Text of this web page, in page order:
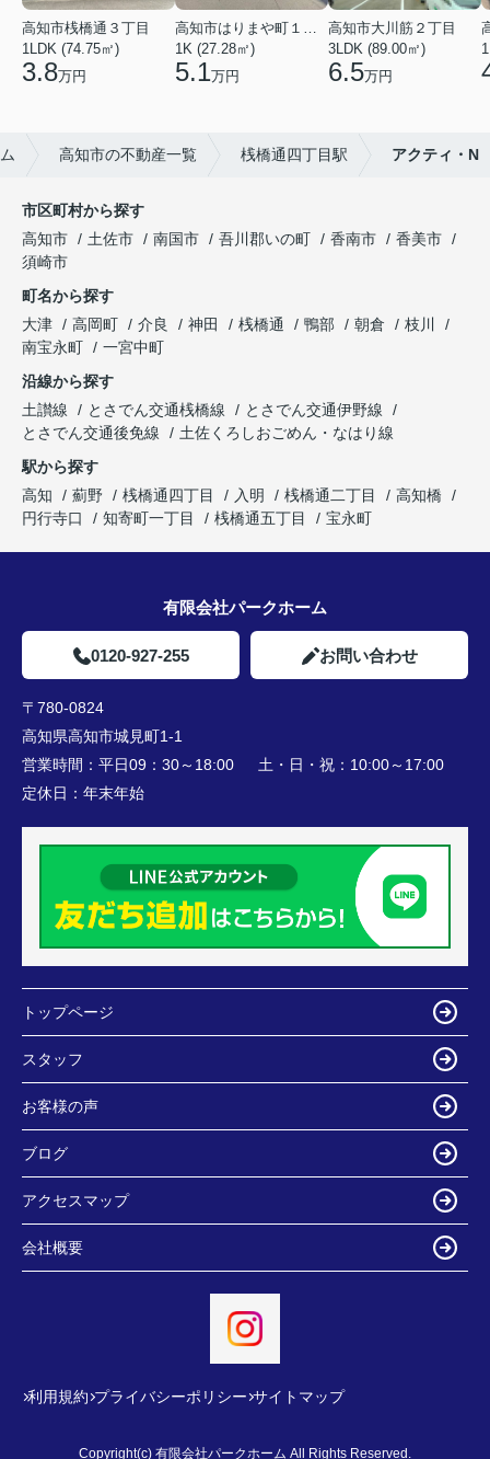
高知市桟橋通３丁目
1LDK (74.75㎡)
3.8万円
高知市はりまや町１丁目
1K (27.28㎡)
5.1万円
高知市大川筋２丁目
3LDK (89.00㎡)
6.5万円
高知市の不動産一覧 桟橋通四丁目駅 アクティ・N
市区町村から探す
高知市
土佐市 南国市 吾川郡いの町 香南市
香美市
須崎市
町名から探す
大津
高岡町 介良 神田 桟橋通 鴨部 朝倉
枝川
南宝永町
一宮中町
沿線から探す
土讃線
とさでん交通桟橋線
とさでん交通伊野線
とさでん交通後免線
土佐くろしおごめん・なはり線
駅から探す
高知
薊野 桟橋通四丁目 入明 桟橋通二丁目
高知橋
円行寺口
知寄町一丁目 桟橋通五丁目 宝永町
有限会社パークホーム
0120-927-255 お問い合わせ
〒780-0824
高知県高知市城見町1-1
営業時間： 平日09：30～18:00 土・日・祝：10:00～17:00
定休日： 年末年始
トップページ
スタッフ
お客様の声
ブログ
アクセスマップ
会社概要
利用規約 プライバシーポリシー サイトマップ
Copyright(c) 有限会社パークホーム All Rights Reserved.